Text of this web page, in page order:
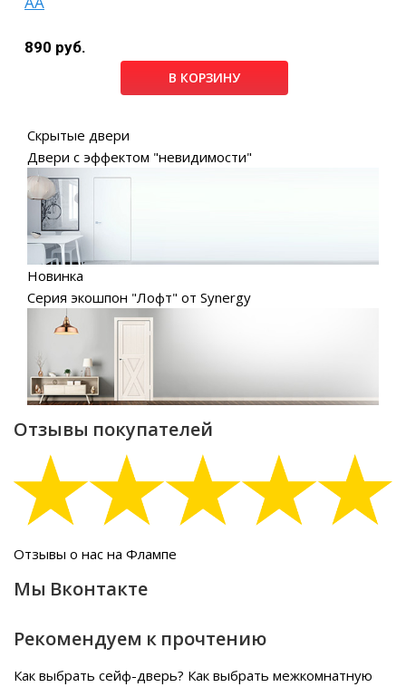
890 руб.
В КОРЗИНУ
Скрытые двери
Двери с эффектом "невидимости"
Новинка
Серия экошпон "Лофт" от Synergy
Отзывы покупателей
Отзывы о нас на Флампе
Мы Вконтакте
Рекомендуем к прочтению
Как выбрать сейф-дверь? Как выбрать межкомнатную